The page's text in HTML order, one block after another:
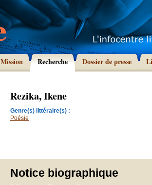
Mission Recherche Dossier de presse
Rezika, Ikene
Genre(s) littéraire(s) :
Poésie
Notice biographique